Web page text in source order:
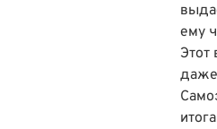
ему
Этот
даже